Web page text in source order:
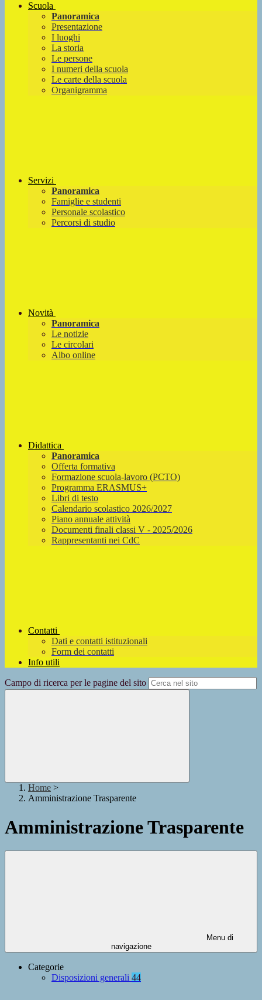
Scuola
Panoramica
Presentazione
I luoghi
La storia
Le persone
I numeri della scuola
Le carte della scuola
Organigramma
Servizi
Panoramica
Famiglie e studenti
Personale scolastico
Percorsi di studio
Novità
Panoramica
Le notizie
Le circolari
Albo online
Didattica
Panoramica
Offerta formativa
Formazione scuola-lavoro (PCTO)
Programma ERASMUS+
Libri di testo
Calendario scolastico 2026/2027
Piano annuale attività
Documenti finali classi V - 2025/2026
Rappresentanti nei CdC
Contatti
Dati e contatti istituzionali
Form dei contatti
Info utili
Campo di ricerca per le pagine del sito
Home >
Amministrazione Trasparente
Amministrazione Trasparente
Menu di
navigazione
Categorie
Disposizioni generali 44